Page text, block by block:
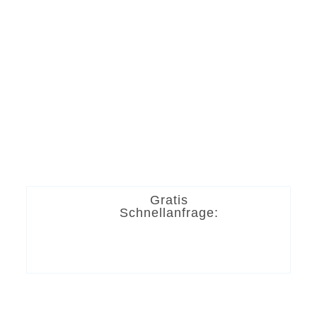
Gratis
Schnellanfrage: